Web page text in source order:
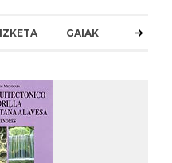
GAIAK